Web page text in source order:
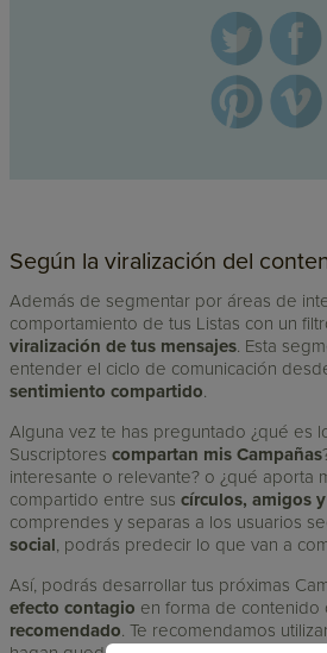
Según la viralización del
Además de segmentar por áreas de
comportamiento de tus Listas con un
viralización de tus mensajes. Esta
entender el ciclo de comunicación
sentimiento compartido.
Alguna vez te has preguntado ¿qué es
Suscriptorescompartan mis Campañas
interesante o relevante? o ¿qué aporta
compartido entre suscírculos, amigos
comprendes y separas a los usuarios
social, podrás predecir lo que van a
Así, podrás desarrollar tus próximas
efecto contagio en forma de contenido
recomendado. Te recomendamos